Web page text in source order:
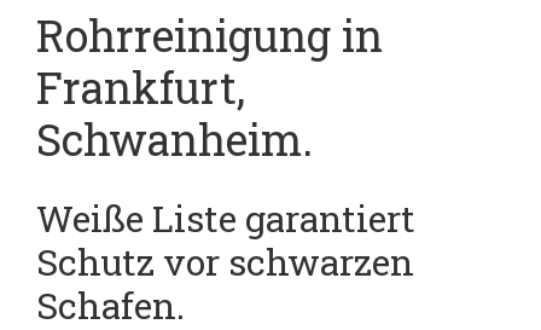
Rohrreinigung in
Frankfurt,
Schwanheim.
Weiße Liste garantiert
Schutz vor schwarzen
Schafen.